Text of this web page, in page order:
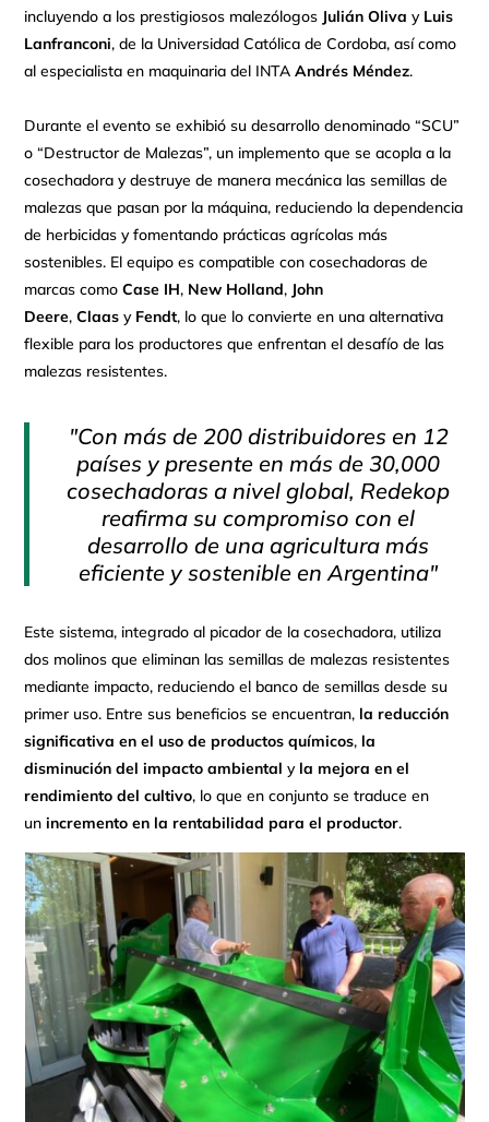
incluyendo a los prestigiosos malezólogos Julián Oliva y Luis
Lanfranconi, de la Universidad Católica de Cordoba, así como
al especialista en maquinaria del INTAAndrés Méndez.
Durante el evento se exhibió su desarrollo denominado “SCU”
o “Destructor de Malezas”, un implemento que se acopla a la
cosechadora y destruye de manera mecánica las semillas de
malezas que pasan por la máquina, reduciendo la dependencia
de herbicidas y fomentando prácticas agrícolas más
sostenibles. El equipo es compatible con cosechadoras de
marcas como Case IH, New Holland, John
Deere,Claas y Fendt, lo que lo convierte en una alternativa
flexible para los productores que enfrentan el desafío de las
malezas resistentes.
"Con más de 200 distribuidores en 12
países y presente en más de 30,000
cosechadoras a nivel global, Redekop
reafirma su compromiso con el
desarrollo de una agricultura más
eficiente y sostenible en Argentina"
Este sistema, integrado al picador de la cosechadora, utiliza
dos molinos que eliminan las semillas de malezas resistentes
mediante impacto, reduciendo el banco de semillas desde su
primer uso. Entre sus beneficios se encuentran, la reducción
significativa en el uso de productos químicos, la
disminución del impacto ambiental yla mejora en el
rendimiento del cultivo, lo que en conjunto se traduce en
unincremento en la rentabilidad para el productor.